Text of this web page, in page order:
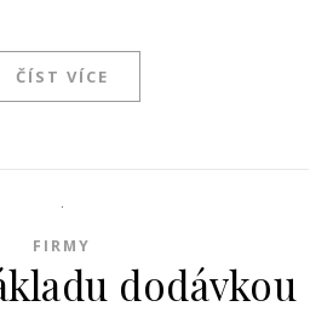
ČÍST VÍCE
FIRMY
dodávkou